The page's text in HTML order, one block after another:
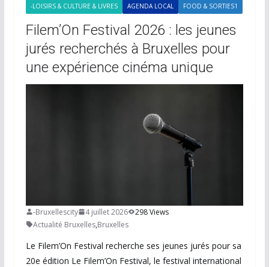
-LOISIRS & CULTURE & LIVRES AGENDA LOCAL FOOD & SORTIES1
Filem’On Festival 2026 : les jeunes
jurés recherchés à Bruxelles pour
une expérience cinéma unique
-Bruxellescity 4 juillet 2026
298 Views
Actualité Bruxelles,Bruxelles
Le Filem’On Festival recherche ses jeunes jurés pour sa
20e édition Le Filem’On Festival, le festival international